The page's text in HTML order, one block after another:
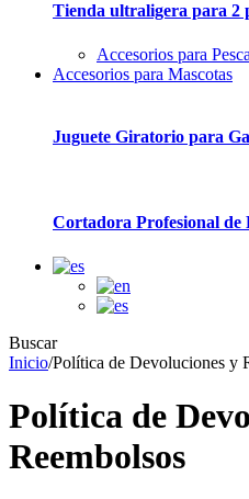
Tienda ultraligera para 2
Accesorios para
Accesorios para Mascotas
Juguete Giratorio para
Cortadora Profesional de
Buscar
Inicio/Política de Devoluciones y
Política de
Reembolsos